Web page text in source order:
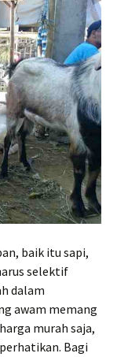
baik itu sapi,
selektif
dalam
awam memang
murah saja,
Bagi